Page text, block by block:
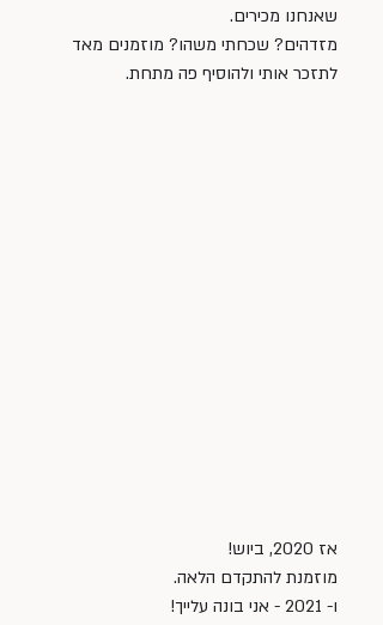
שאנחנו מכירים.
מזדהים? שכחתי משהו? מוזמנים מאד
לתזכר אותי ולהוסיף פה מתחת.
אז 2020, ביוש!
מוזמנת להתקדם הלאה.
ו- 2021 - אני בונה עלייך!